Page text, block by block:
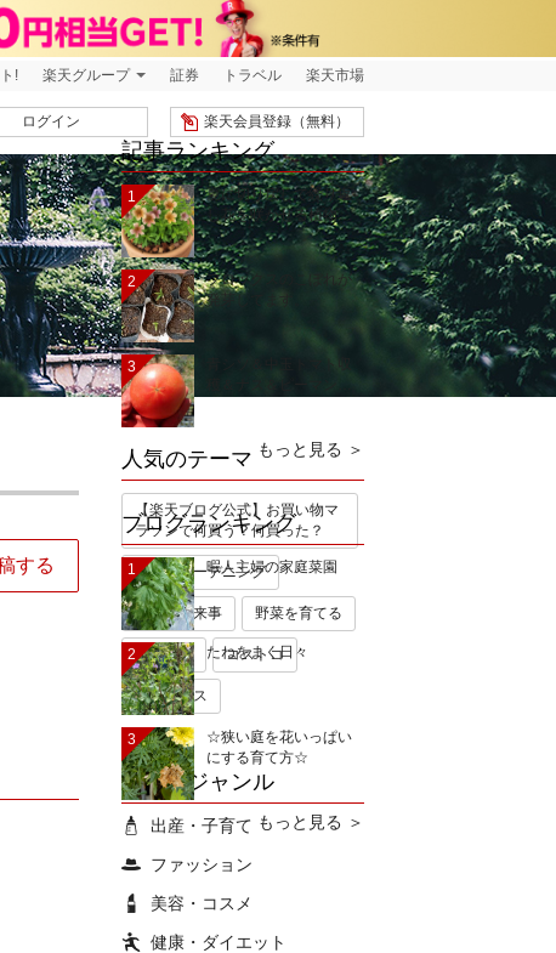
! 楽天グループ 証券 トラベル 楽天市場
楽天会員登録（無料）
ログイン
する
人気のテーマ
【楽天ブログ公式】お買い物マ
ラソンで何買う？何買った？
手作りガーデニング
今日の出来事 野菜を育てる
無印良品 コストコ
ミキハウス
ブログジャンル
出産・子育て
ファッション
美容・コスメ
健康・ダイエット
記事ランキング
1
夏に切り戻しで繰り返
し花を咲かせる植物…
2
フロックスのこぼれが
発芽してます。
3
もっと見る ＞
ブログランキング
1 暇人主婦の家庭菜園
2 たねをまく日々
3
☆狭い庭を花いっぱい
にする育て方☆
もっと見る ＞